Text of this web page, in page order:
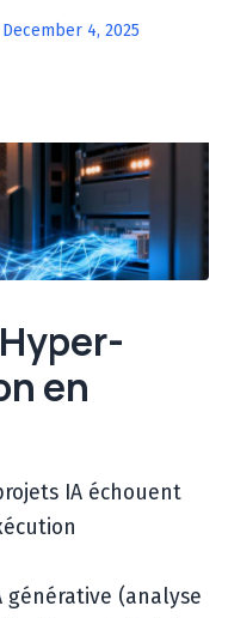
December 4, 2025
en
IA échouent
générative (analyse